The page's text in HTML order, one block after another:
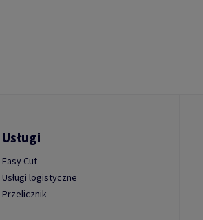
Usługi
Easy Cut
Usługi logistyczne
Przelicznik